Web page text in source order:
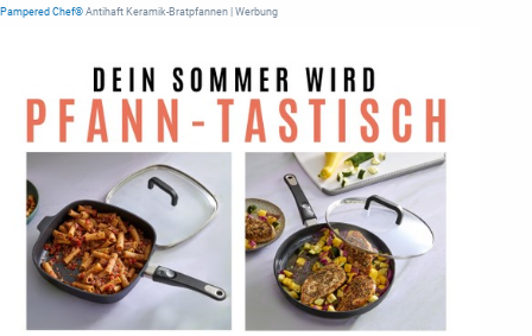
Pampered Chef® Antihaft Keramik-Bratpfannen | Werbung